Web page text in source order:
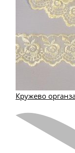
Кружево